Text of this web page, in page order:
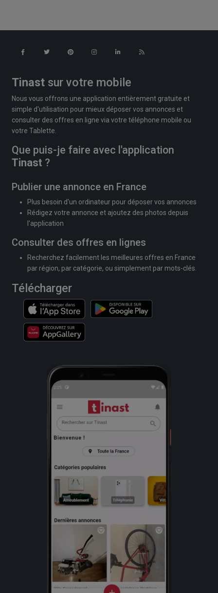
Tinast sur votre mobile
Nous vous offrons une application entièrement gratuite et
simple d'utilisation pour mieux déposer vos annonces et
consulter des offres en ligne via votre téléphone mobile ou
votre Tablette.
Que puis-je faire avec l'application
Tinast ?
Publier une annonce en France
Plus besoin d'un ordinateur pour déposer vos annonces
Rédigez votre annonce et ajoutez des photos depuis
l'application
Consulter des offres en lignes
Recherchez facilement les meilleures offres en France
par région, par catégorie, ou simplement par mots-clés.
Télécharger